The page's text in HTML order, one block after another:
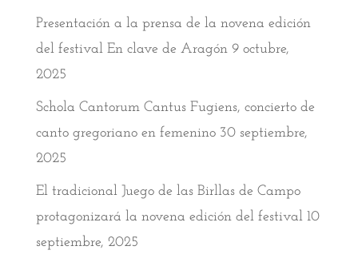
Presentación a la prensa de la novena edición
del festival En clave de Aragón 9 octubre,
2025
Schola Cantorum Cantus Fugiens, concierto de
canto gregoriano en femenino 30 septiembre,
2025
El tradicional Juego de las Birllas de Campo
protagonizará la novena edición del festival 10
septiembre, 2025